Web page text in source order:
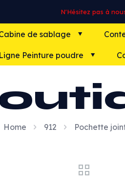
N'Hésitez pas à
de sablage
Ligne Peinture poudre
Home 912 Pochette